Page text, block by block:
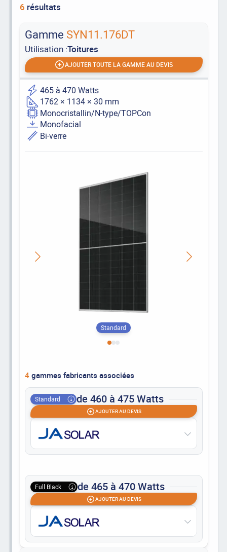
6 résultats
Gamme SYN11.176DT
Utilisation :Toitures
AJOUTER TOUTE LA GAMME AU DEVIS
465 à 470 Watts
1762 × 1134 × 30 mm
Monocristallin/N-type/TOPCon
Monofacial
Bi-verre
Standard
4gammes fabricants associées
Standard de 460 à 475 Watts
AJOUTER AU DEVIS
Full Black de 465 à 470 Watts
AJOUTER AU DEVIS